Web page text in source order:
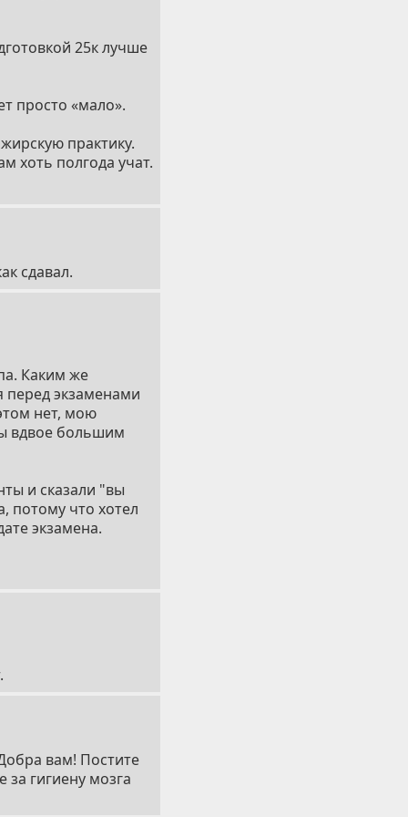
25к лучше
просто «мало».
практику.
хоть полгода учат.
сдавал.
Каким же
перед экзаменами
нет, мою
вдвое большим
и сказали "вы
потому что хотел
экзамена.
вам! Постите
гигиену мозга